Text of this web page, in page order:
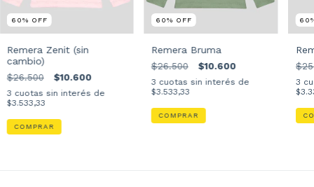
60% OFF
Remera Zenit (sin
cambio)
$26.500 $10.600
3 cuotas sin interés de
$3.533,33
COMPRAR
60% OFF
Remera Bruma
$26.500 $10.600
3 cuotas sin interés de
$3.533,33
COMPRAR
60
3